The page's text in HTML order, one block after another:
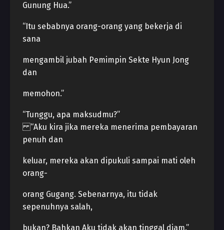
Gunung Hua.”
“Itu sebabnya orang-orang yang bekerja di
sana
mengambil jubah Pemimpin Sekte Hyun Jong
dan
memohon.”
“Tunggu, apa maksudmu?”
“Aku kira jika mereka menerima pembayaran
penuh dan
keluar, mereka akan dipukuli sampai mati oleh
orang-
orang Gugang. Sebenarnya, itu tidak
sepenuhnya salah,
bukan? Bahkan Aku tidak akan tinggal diam.”